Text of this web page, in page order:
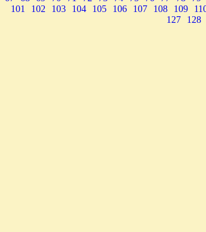
101
102 103 104 105 106 107 108 109
127
128